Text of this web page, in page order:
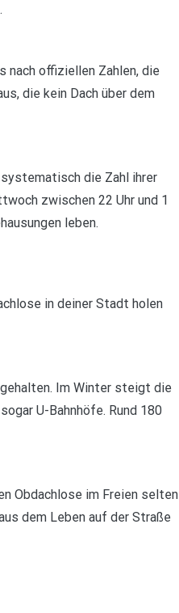
nach offiziellen Zahlen, die
die kein Dach über dem
die Zahl ihrer
zwischen 22 Uhr und 1
leben.
in deiner Stadt holen
Im Winter steigt die
U-Bahnhöfe. Rund 180
Obdachlose im Freien selten
dem Leben auf der Straße